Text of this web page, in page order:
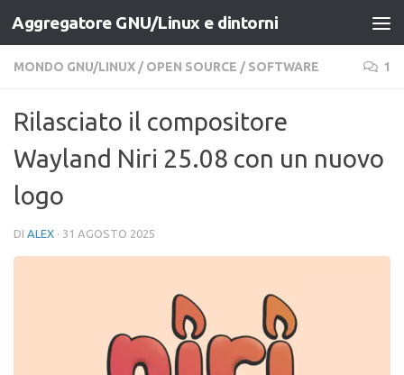
Salta al contenuto
Aggregatore GNU/Linux e dintorni
MONDO GNU/LINUX / OPEN SOURCE / SOFTWARE 1
Rilasciato il compositore
Wayland Niri 25.08 con un nuovo
logo
DI ALEX · 31 AGOSTO 2025